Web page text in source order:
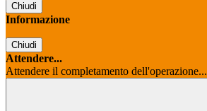
Chiudi
Informazione
Chiudi
Attendere...
Attendere il completamento dell'operazione...